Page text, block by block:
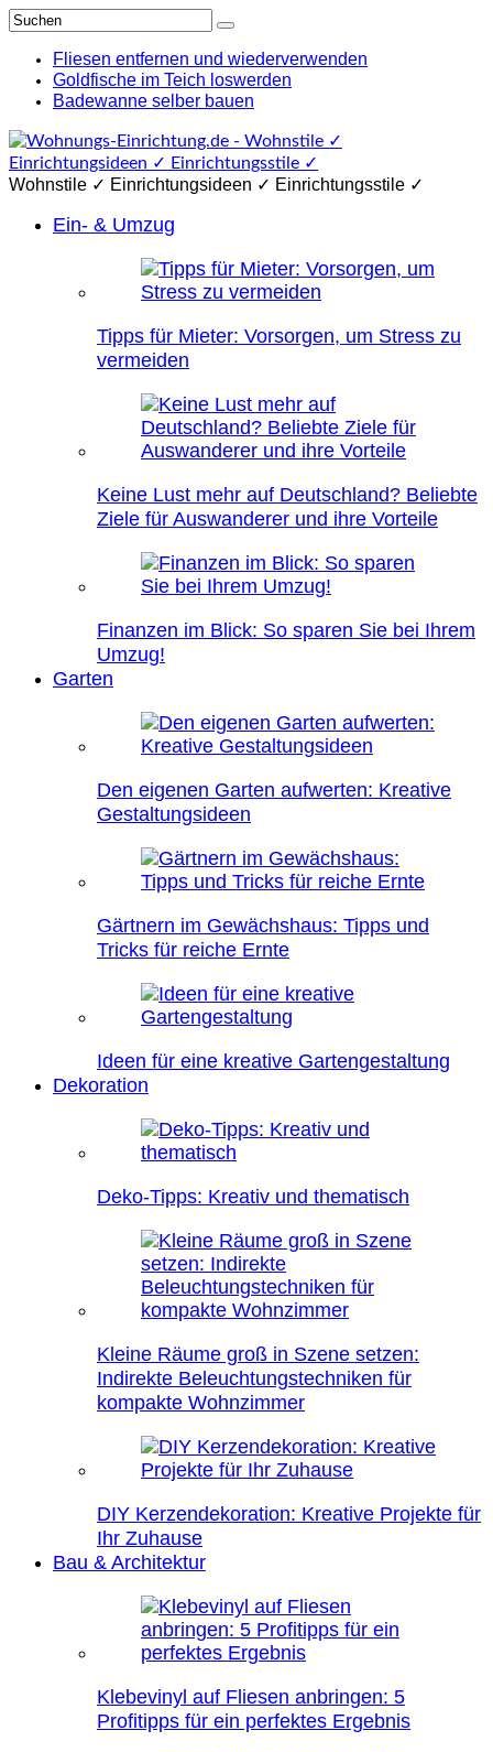
Fliesen entfernen und wiederverwenden
Goldfische im Teich loswerden
Badewanne selber bauen
Wohnstile ✓ Einrichtungsideen ✓ Einrichtungsstile ✓
Ein- & Umzug
Tipps für Mieter: Vorsorgen, um Stress zu
vermeiden
Keine Lust mehr auf Deutschland? Beliebte
Ziele für Auswanderer und ihre Vorteile
Finanzen im Blick: So sparen Sie bei Ihrem
Umzug!
Garten
Den eigenen Garten aufwerten: Kreative
Gestaltungsideen
Gärtnern im Gewächshaus: Tipps und
Tricks für reiche Ernte
Ideen für eine kreative Gartengestaltung
Dekoration
Deko-Tipps: Kreativ und thematisch
Kleine Räume groß in Szene setzen:
Indirekte Beleuchtungstechniken für
kompakte Wohnzimmer
DIY Kerzendekoration: Kreative Projekte für
Ihr Zuhause
Bau & Architektur
Klebevinyl auf Fliesen anbringen: 5
Profitipps für ein perfektes Ergebnis